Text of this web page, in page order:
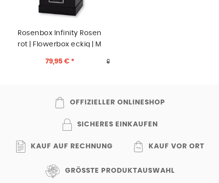
Rosenbox Infinity Rosen
rot | Flowerbox eckig | M
79,95 € *
99,95 € *
OFFIZIELLER ONLINESHOP
SICHERES EINKAUFEN
KAUF AUF RECHNUNG KAUF VOR ORT
GRÖSSTE PRODUKTAUSWAHL